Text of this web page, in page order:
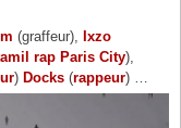
(graffeur),
Ixzo
rap Paris City),
) Docks(rappeur) …